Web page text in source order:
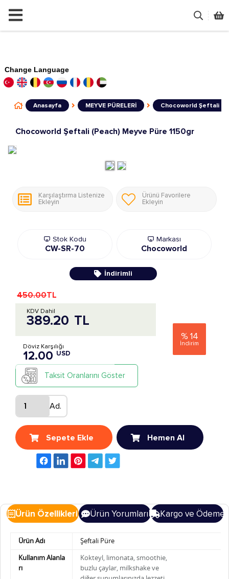
Change Language
Anasayfa MEYVE PÜRELERİ Chocoworld Şeftali
Chocoworld Şeftali (Peach) Meyve Püre 1150gr
Karşılaştırma Listenize
Ekleyin
Ürünü Favorilere
Ekleyin
Stok Kodu
CW-SR-70
Markası
Chocoworld
İndirimli
% 14
İndirim
450.00TL
389.20 TL
KDV Dahil
Döviz Karşılığı
12.00 USD
Taksit Oranlarını Göster
Ad.
Sepete Ekle Hemen Al
Ürün Özellikleri Ürün Yorumları Kargo ve Ödeme
Ürün Adı
Şeftali Püre
Kullanım Alanla
rı
Kokteyl, limonata, smoothie,
buzlu çaylar, milkshake ve